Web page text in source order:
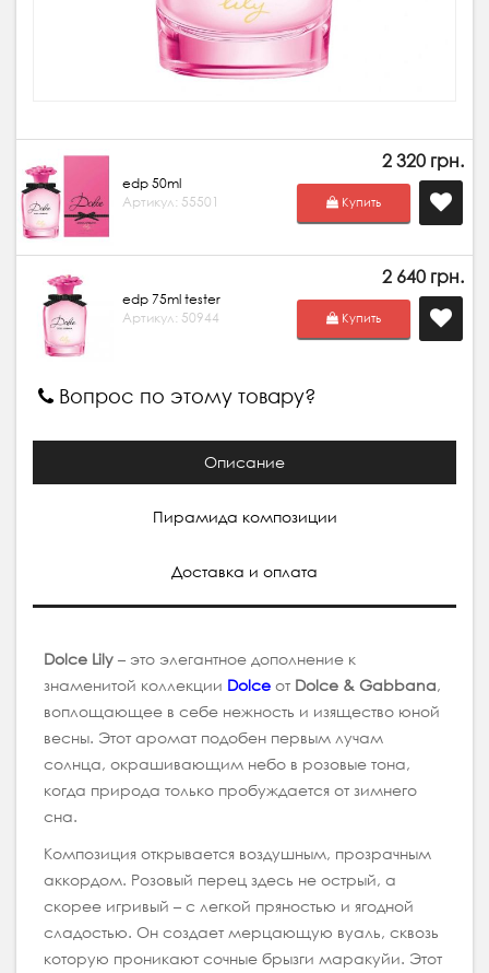
edp 50ml
Артикул: 55501
2 320 грн.
Купить
edp 75ml tester
Артикул: 50944
2 640 грн.
Купить
Вопрос по этому товару?
Описание
Пирамида композиции
Доставка и оплата
Dolce Lily – это элегантное дополнение к
знаменитой коллекции Dolce от Dolce & Gabbana,
воплощающее в себе нежность и изящество юной
весны. Этот аромат подобен первым лучам
солнца, окрашивающим небо в розовые тона,
когда природа только пробуждается от зимнего
сна.
Композиция открывается воздушным, прозрачным
аккордом. Розовый перец здесь не острый, а
скорее игривый – с легкой пряностью и ягодной
сладостью. Он создает мерцающую вуаль, сквозь
которую проникают сочные брызги маракуйи. Этот